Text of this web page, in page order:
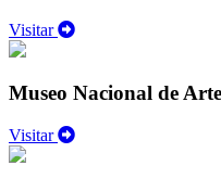
Visitar
Museo Nacional de Arte
Visitar